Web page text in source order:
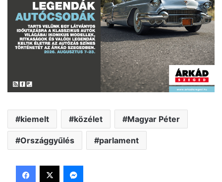
kiemelt közélet Magyar Péter
Országgyűlés parlament
Facebook
X Messenger